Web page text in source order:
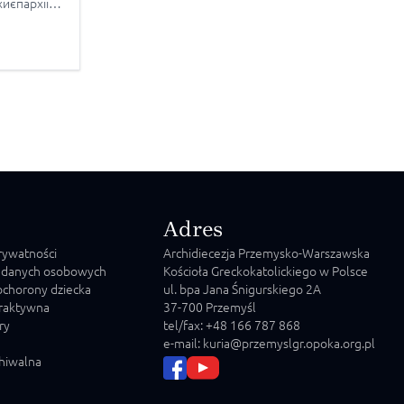
[…]
osobowych
dziecka
Adres
Archidiecezja Przemysko-Warszawska
Kościoła Greckokatolickiego w Polsce
ul. bpa Jana Śnigurskiego 2A
37-700 Przemyśl
tel/fax: +48 166 787 868
e-mail: kuria@przemyslgr.opoka.org.pl